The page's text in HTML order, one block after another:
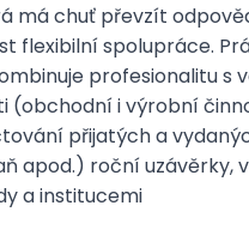
má chuť převzít
flexibilní spolupráce.
profesionalitu s
(obchodní i výrobní
přijatých a
apod.) roční uzávěrky,
a institucemi